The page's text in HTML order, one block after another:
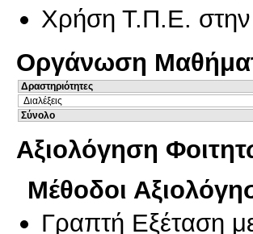
Χρήση Τ.Π.Ε. στην
Οργάνωση
Δραστηριότητες
Διαλέξεις
Σύνολο
Αξιολόγηση
Μέθοδοι
Γραπτή Εξέταση